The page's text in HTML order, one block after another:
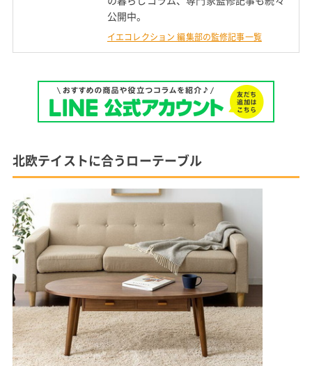
公開中。
イエコレクション 編集部の監修記事一覧
北欧テイストに合うローテーブル